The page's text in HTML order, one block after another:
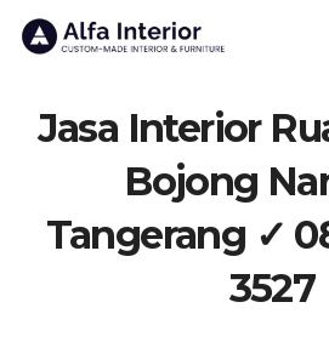
Jasa Interior
Bojong
Tangerang ✓
3527